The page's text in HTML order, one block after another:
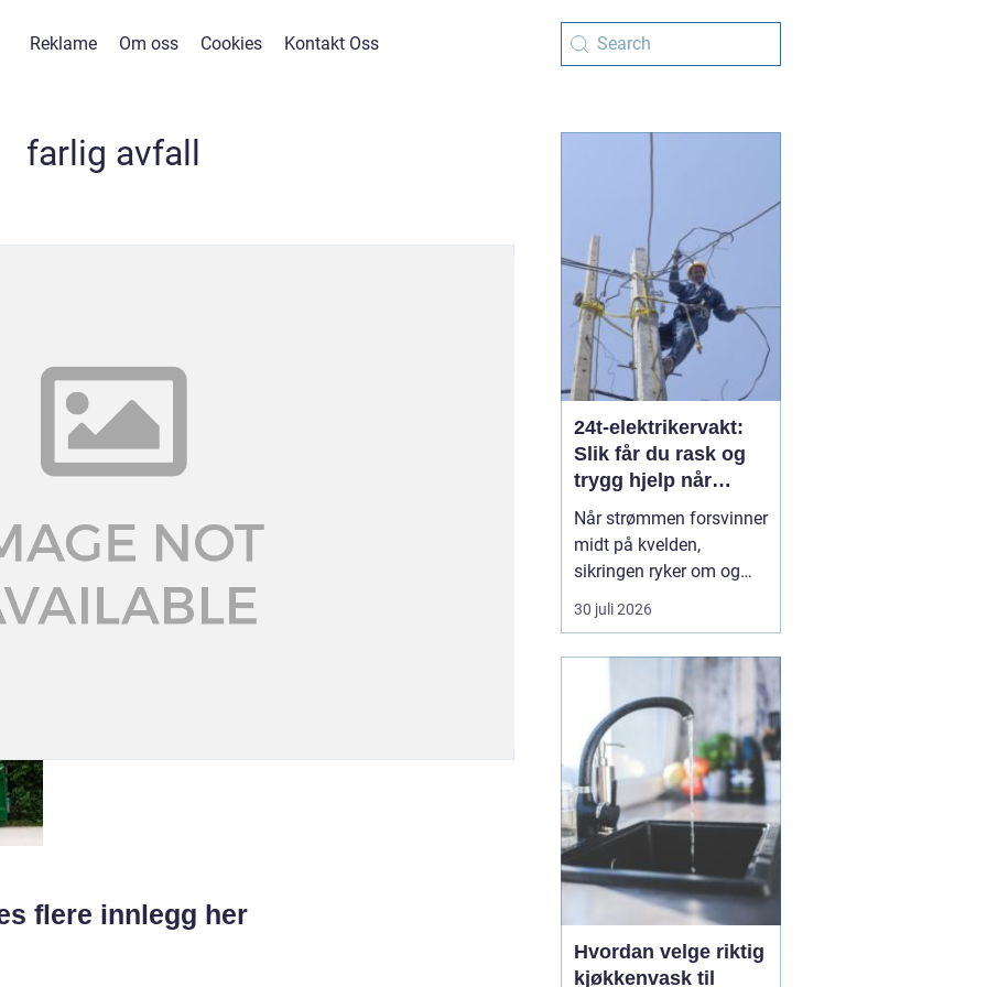
Reklame Om oss Cookies Kontakt Oss
farlig avfall
flere innlegg her
24t-elektrikervakt:
Slik får du rask og
trygg hjelp når
strømmen svikter
Når strømmen forsvinner
midt på kvelden,
sikringen ryker om og
om igjen, eller det lukter
svidd fra et stikkontakt,
elektrikervakt er en
tjeneste der autoriserte
elektrikere rykker ut ute...
30 juli 2026
Hvordan velge riktig
kjøkkenvask til